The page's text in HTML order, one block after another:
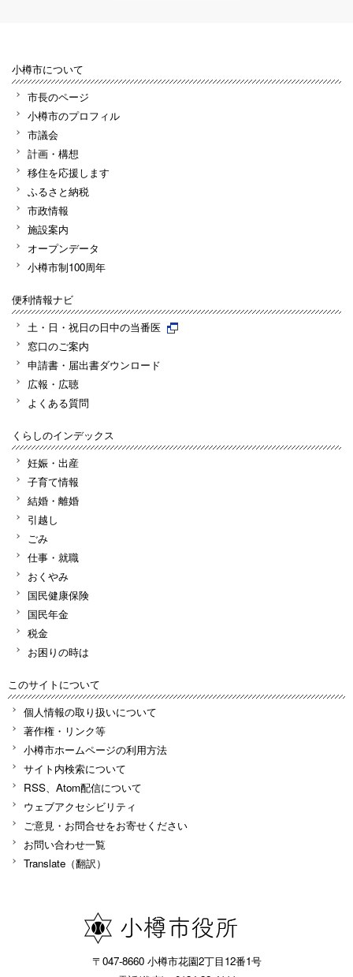
小樽市について
市長のページ
小樽市のプロフィル
市議会
計画・構想
移住を応援します
ふるさと納税
市政情報
施設案内
オープンデータ
小樽市制100周年
便利情報ナビ
土・日・祝日の日中の当番医
窓口のご案内
申請書・届出書ダウンロード
広報・広聴
よくある質問
くらしのインデックス
妊娠・出産
子育て情報
結婚・離婚
引越し
ごみ
仕事・就職
おくやみ
国民健康保険
国民年金
税金
お困りの時は
このサイトについて
個人情報の取り扱いについて
著作権・リンク等
小樽市ホームページの利用方法
サイト内検索について
RSS、Atom配信について
ウェブアクセシビリティ
ご意見・お問合せをお寄せください
お問い合わせ一覧
Translate（翻訳）
〒047-8660 小樽市花園2丁目12番1号